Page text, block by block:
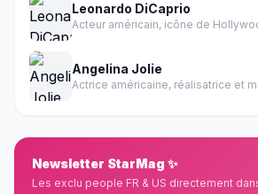
Leonardo DiCaprio
Angelina Jolie
Newsletter StarMag ✨
Les exclu people FR & US directement